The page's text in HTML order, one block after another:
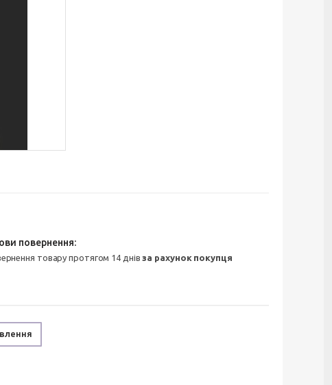
товару протягом 14 днівза рахунок покупця